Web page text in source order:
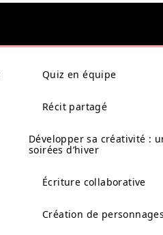
Quiz en équipe
Récit partagé
Développer sa créativité :
soirées d’hiver
Écriture collaborative
Création de personnages